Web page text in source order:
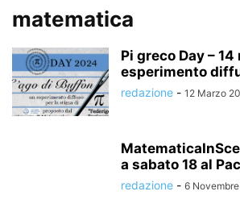
matematica
Pi greco Day –
esperimento
redazione - 12 Marzo
a sabato 18 al
redazione - 6